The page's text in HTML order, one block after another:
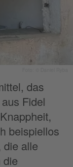
das
Fidel
beispiellos
die alle
die